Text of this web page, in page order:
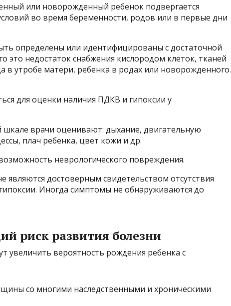
или новорожденный ребенок подвергается
во время беременности, родов или в первые дни
определены или идентифицированы с достаточной
это недостаток снабжения кислородом клеток, тканей
в утробе матери, ребенка в родах или новорожденного.
для оценки наличия ПДКВ и гипоксии у
шкале врачи оценивают: дыхание, двигательную
плач ребенка, цвет кожи и др.
неврологического повреждения.
являются достоверным свидетельством отсутствия
Иногда симптомы не обнаруживаются до
риск развития болезни
увеличить вероятность рождения ребенка с
со многими наследственными и хроническими